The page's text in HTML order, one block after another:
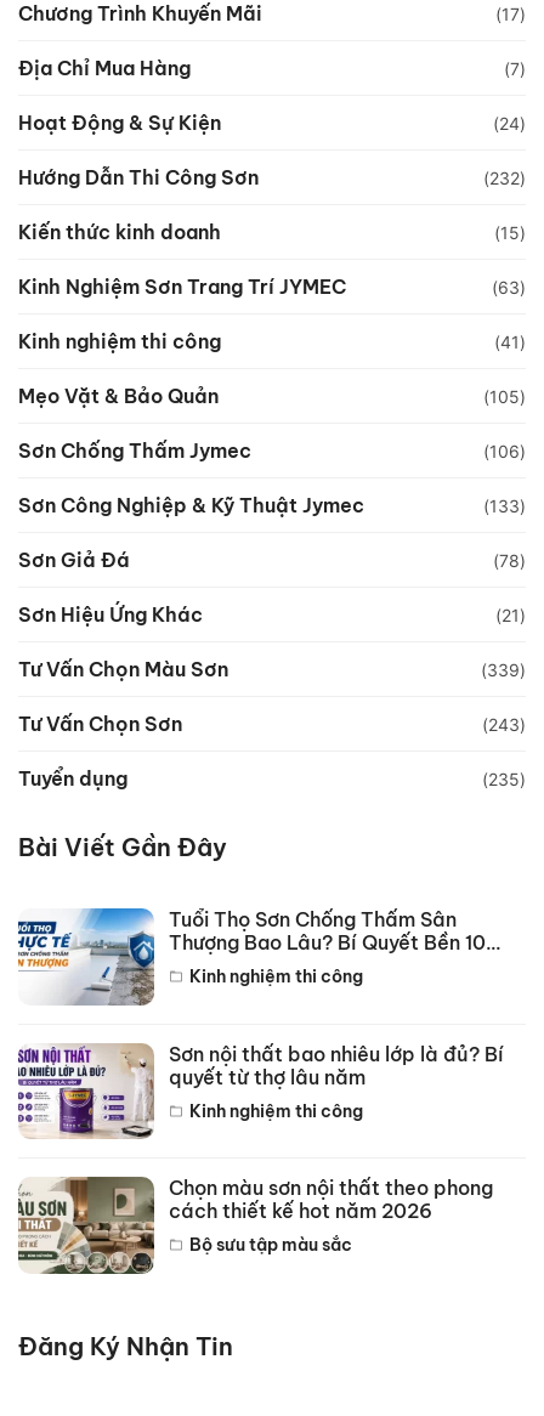
Chương Trình Khuyến Mãi (17)
Địa Chỉ Mua Hàng (7)
Hoạt Động & Sự Kiện (24)
Hướng Dẫn Thi Công Sơn (232)
Kiến thức kinh doanh (15)
Kinh Nghiệm Sơn Trang Trí JYMEC (63)
Kinh nghiệm thi công (41)
Mẹo Vặt & Bảo Quản (105)
Sơn Chống Thấm Jymec (106)
Sơn Công Nghiệp & Kỹ Thuật Jymec (133)
Sơn Giả Đá (78)
Sơn Hiệu Ứng Khác (21)
Tư Vấn Chọn Màu Sơn (339)
Tư Vấn Chọn Sơn (243)
Tuyển dụng (235)
Bài Viết Gần Đây
Tuổi Thọ Sơn Chống Thấm Sân
Thượng Bao Lâu? Bí Quyết Bền 10
NămKinh nghiệm thi công
Sơn nội thất bao nhiêu lớp là đủ? Bí
quyết từ thợ lâu năm
Kinh nghiệm thi công
Chọn màu sơn nội thất theo phong
cách thiết kế hot năm 2026
Bộ sưu tập màu sắc
Đăng Ký Nhận Tin